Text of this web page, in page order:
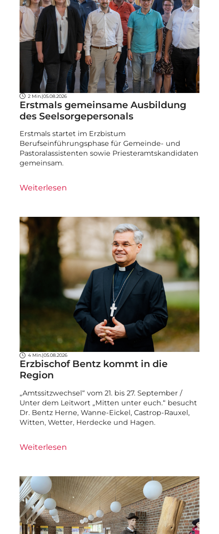
2 Min. |05.08.2026
Erstmals gemeinsame Ausbildung
des Seelsorgepersonals
Erstmals startet im Erzbistum
Berufseinführungsphase für Gemeinde- und
Pastoralassistenten sowie Priesteramtskandidaten
gemeinsam.
Weiterlesen
4 Min.| 05.08.2026
Erzbischof Bentz kommt in die
Region
„Amtssitzwechsel“ vom 21. bis 27. September /
Unter dem Leitwort „Mitten unter euch.“ besucht
Dr. Bentz Herne, Wanne-Eickel, Castrop-Rauxel,
Witten, Wetter, Herdecke und Hagen.
Weiterlesen